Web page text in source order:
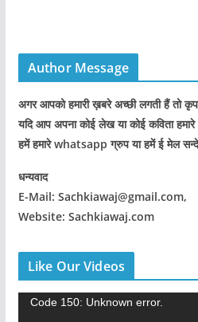
Author Message
अगर आपको हमारी ख़बरे अच्छी लगती हैं तो
यदि आप अपना कोई लेख या कोई कविता
हमें हमारे whatsapp ग्रुप या हमें ई मेल
धन्यवाद
E-Mail: Sachkiawaj@gmail.com,
Website: Sachkiawaj.com
Like Our Videos
Code 150: Unknown error.